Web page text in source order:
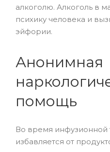
алкоголю. Алкоголь в
психику человека и
эйфории.
Анонимная
помощь
Во время инфузионной
избавляется от